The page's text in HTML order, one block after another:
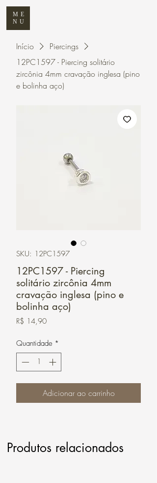
ME
NU
Início
Piercings
12PC1597 - Piercing solitário
zircônia 4mm cravação inglesa (pino
e bolinha aço)
SKU: 12PC1597
12PC1597 - Piercing
solitário zircônia 4mm
cravação inglesa (pino e
bolinha aço)
R$ 14,90Preço
Quantidade *
Adicionar ao carrinho
Produtos relacionados